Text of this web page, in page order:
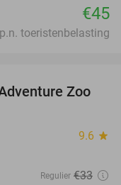
€45
toeristenbelasting
24%
Zoo
9.6 star
Regulier €33